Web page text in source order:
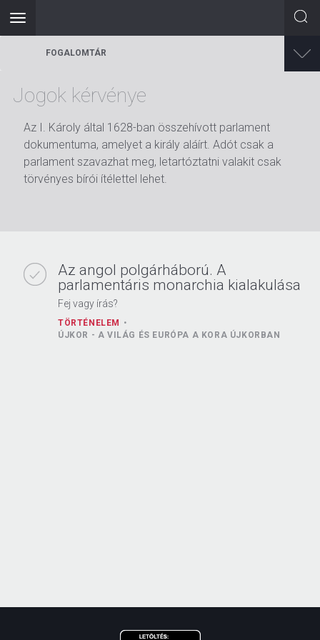
Toggle
navigation
FOGALOMTÁR
Jogok kérvénye
Az I. Károly által 1628-ban összehívott parlament
dokumentuma, amelyet a király aláírt. Adót csak a
parlament szavazhat meg, letartóztatni valakit csak
törvényes bírói ítélettel lehet.
Az angol polgárháború. A
parlamentáris monarchia kialakulása
Fej vagy írás?
TÖRTÉNELEM
ÚJKOR - A VILÁG ÉS EURÓPA A KORA ÚJKORBAN